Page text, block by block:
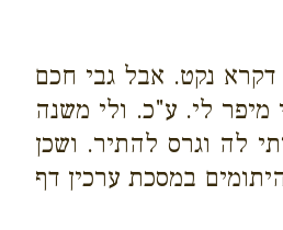
נקט. אבל גבי חכם
לי. ע"כ. ולי משנה
לה וגרס להתיר. ושכן
במסכת ערכין דף